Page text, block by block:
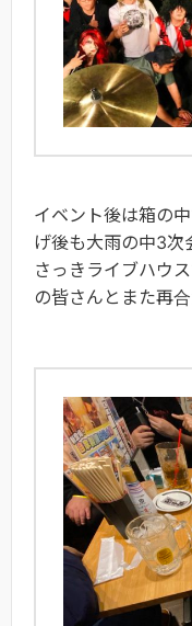
イベント後は箱の
げ後も大雨の中3次
さっきライブハウ
の皆さんとまた再